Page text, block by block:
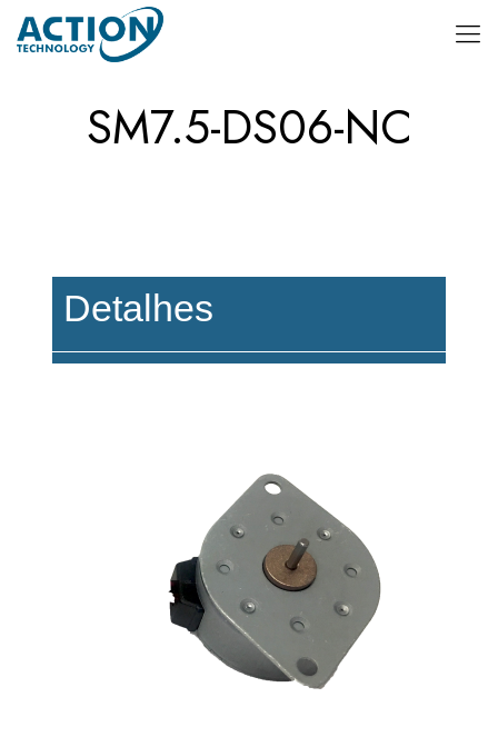
SM7.5-DS06-NC
Detalhes